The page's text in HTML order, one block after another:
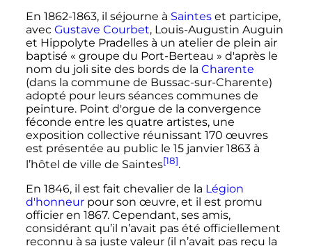
En 1862-1863, il séjourne à Sainteset participe,
avec Gustave Courbet, Louis-Augustin Auguin
et Hippolyte Pradelles à un atelier de plein air
baptisé « groupe du Port-Berteau » d'après le
nom du joli site des bords de la Charente
(dans la commune de Bussac-sur-Charente)
adopté pour leurs séances communes de
peinture. Point d'orgue de la convergence
féconde entre les quatre artistes, une
exposition collective réunissant 170 œuvres
est présentée au public le 15 janvier 1863à
l’hôtel de ville de Saintes[18].
En 1846, il est fait chevalier de la Légion
d'honneurpour son œuvre, et il est promu
officier en 1867. Cependant, ses amis,
considérant qu’il n’avait pas été officiellement
reconnu à sa juste valeur (il n’avait pas reçu la